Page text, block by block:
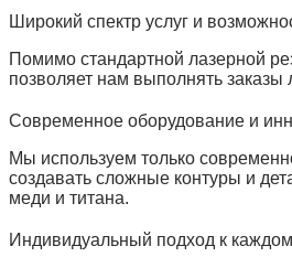
Широкий спектр услуг и
Помимо стандартной лазерной
позволяет нам выполнять
Современное оборудование и
Мы используем только
создавать сложные контуры и
меди и титана.
Индивидуальный подход к